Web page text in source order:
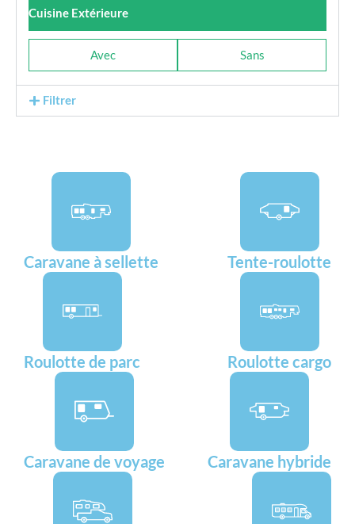
Cuisine Extérieure
Avec Sans
Filtrer
Caravane à sellette Tente-roulotte
Roulotte de parc Roulotte cargo
Caravane de voyage Caravane hybride